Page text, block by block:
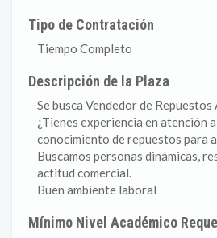
Tipo de Contratación
Tiempo Completo
Descripción de la Plaza
Se busca Vendedor de
¿Tienes experiencia en atención
conocimiento de repuestos para
Buscamos personas dinámicas,
actitud comercial.
Buen ambiente laboral
Mínimo Nivel Académico